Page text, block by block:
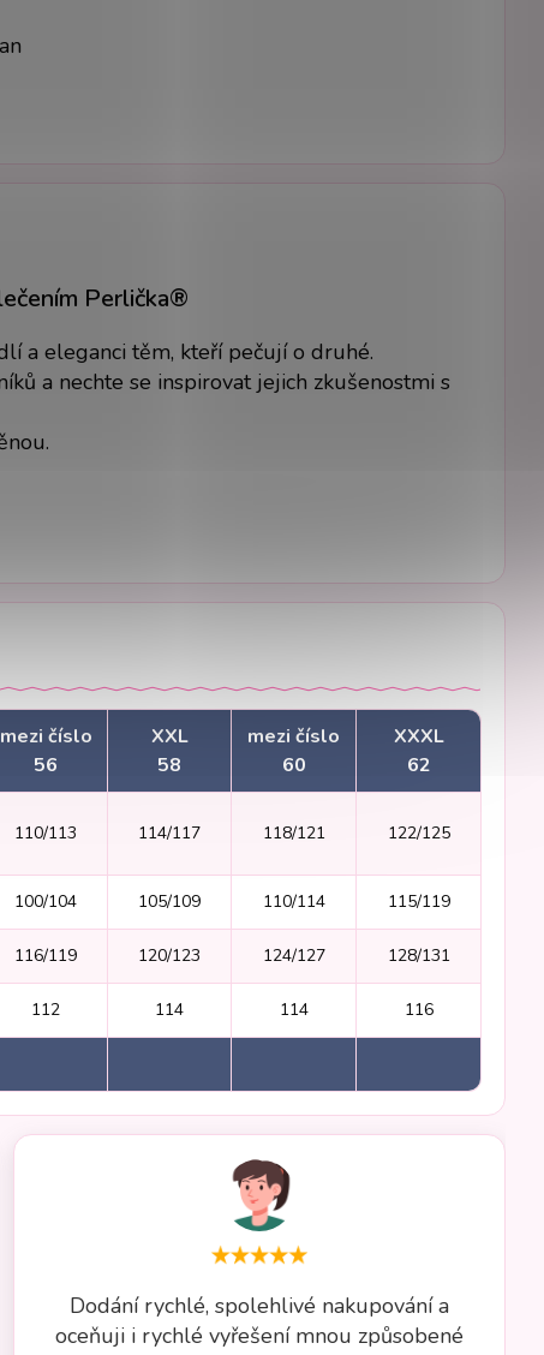
Perlička®
a eleganci těm, kteří pečují o druhé.
a nechte se inspirovat jejich zkušenostmi s
mezi číslo
56
XXL
58
mezi číslo
60
XXXL
62
110/113 114/117 118/121 122/125
100/104 105/109 110/114 115/119
116/119 120/123 124/127 128/131
112 114 114 116
Dodání rychlé, spolehlivé nakupování a
oceňuji i rychlé vyřešení mnou způsobené